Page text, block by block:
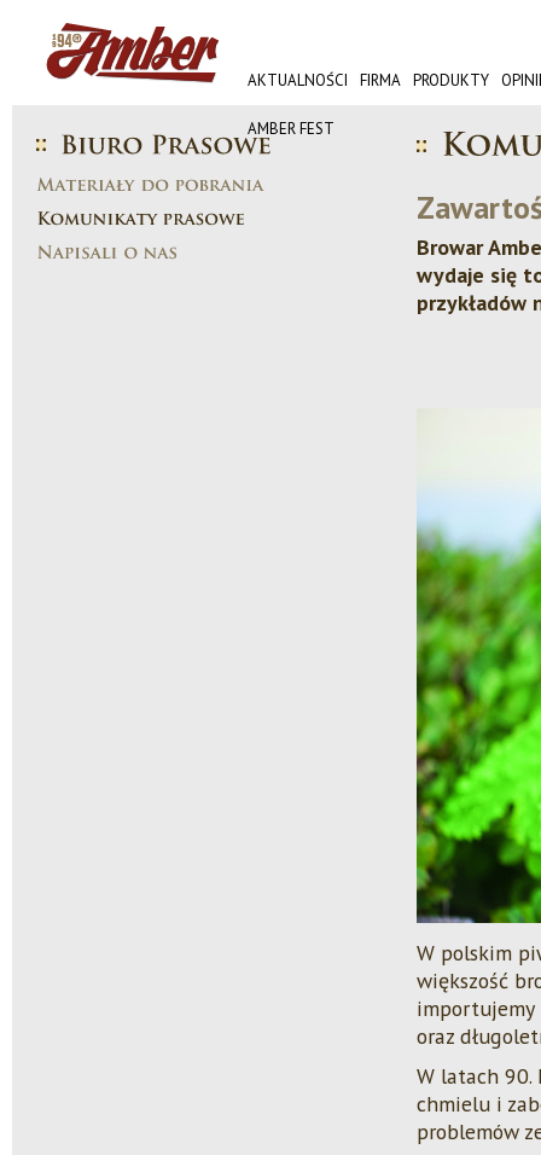
AKTUALNOŚCI FIRMA PRODUKTY
AMBER FEST
Browar
wydaje się
przykładów
W polskim
większość
importujemy
oraz
W latach 90.
chmielu i
problemów